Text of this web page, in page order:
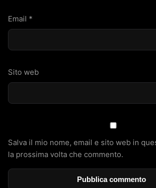
Email *
Sito web
Salva il mio nome, email e sito web in
la prossima volta che commento.